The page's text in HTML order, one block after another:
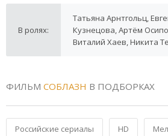
В ролях:
Татьяна Арнтгольц,
Кузнецова, Артём
Виталий Хаев, Никита
ФИЛЬМ СОБЛАЗН В ПОДБОРКАХ
Российские сериалы HD